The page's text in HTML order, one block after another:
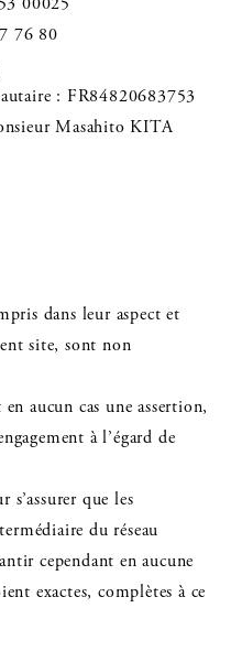
76 80
: FR84820683753
Masahito KITA
dans leur aspect et
site, sont non
aucun cas une assertion,
à l’égard de
que les
du réseau
cependant en aucune
exactes, complètes à ce